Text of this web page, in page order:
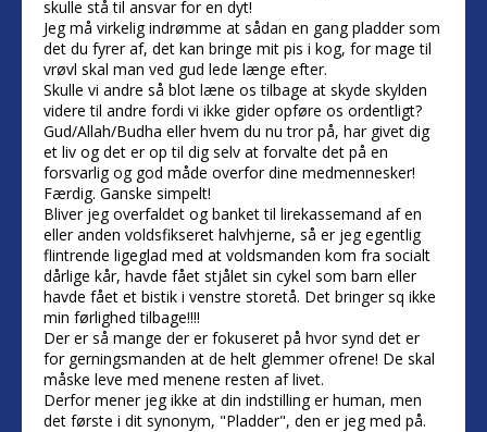
skulle stå til ansvar for en dyt!
Jeg må virkelig indrømme at sådan en gang pladder som
det du fyrer af, det kan bringe mit pis i kog, for mage til
vrøvl skal man ved gud lede længe efter.
Skulle vi andre så blot læne os tilbage at skyde skylden
videre til andre fordi vi ikke gider opføre os ordentligt?
Gud/Allah/Budha eller hvem du nu tror på, har givet dig
et liv og det er op til dig selv at forvalte det på en
forsvarlig og god måde overfor dine medmennesker!
Færdig. Ganske simpelt!
Bliver jeg overfaldet og banket til lirekassemand af en
eller anden voldsfikseret halvhjerne, så er jeg egentlig
flintrende ligeglad med at voldsmanden kom fra socialt
dårlige kår, havde fået stjålet sin cykel som barn eller
havde fået et bistik i venstre storetå. Det bringer sq ikke
min førlighed tilbage!!!!
Der er så mange der er fokuseret på hvor synd det er
for gerningsmanden at de helt glemmer ofrene! De skal
måske leve med menene resten af livet.
Derfor mener jeg ikke at din indstilling er human, men
det første i dit synonym, "Pladder", den er jeg med på.